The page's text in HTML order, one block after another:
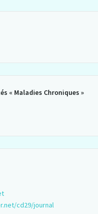
« Maladies Chroniques »
cd29/journal